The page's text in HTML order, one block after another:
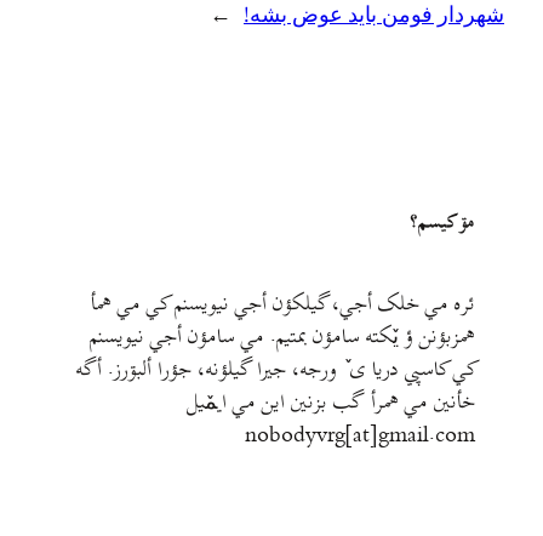
شهردار فومن باید عوض بشه!
→
مۊ کيسم؟
ئره مي خلک أجي، گيلکؤن أجي نيويسنم کي مي همأ
همزبؤنن ؤ يٚکته سامؤن بمتيم. مي سامؤن أجي نيويسنم
کي کاسپي دريا ی ٚ ورجه، جيرا گيلؤنه، جؤرا ألبۊرز. أگه
خأنين مي همرأ گب بزنين اين مي ايمٚیل‌ ‌
nobodyvrg[at]gmail.com